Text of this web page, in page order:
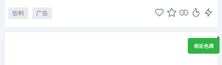
饮料 广告
相近色调